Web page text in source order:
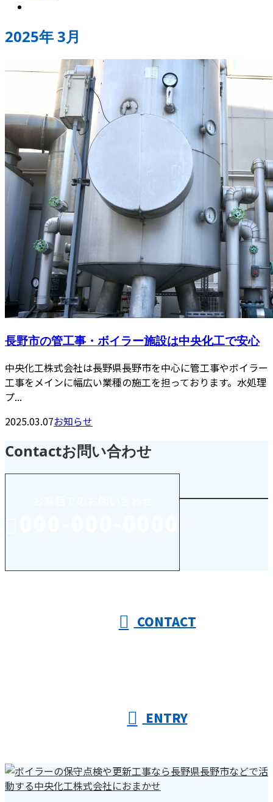
2025年 3月
長野市の管工事・ボイラー施設は中央化工で安心
中央化工株式会社は長野県長野市を中心に管工事やボイラー
工事をメインに幅広い業種の施工を担っております。水処理
プ...
2025.03.07お知らせ
Contactお問い合わせ
CONTACT
ENTRY